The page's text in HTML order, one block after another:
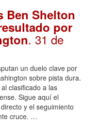
Ben Shelton
por
. 31 de
un duelo clave por
sobre pista dura.
clasificado a las
Sigue aquí el
y el seguimiento
cruce. …